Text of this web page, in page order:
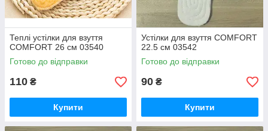
Теплі устілки для взуття
COMFORT 26 см 03540
Готово до відправки
110 ₴
Купити
Устілки для взуття COMFORT
22.5 см 03542
Готово до відправки
90 ₴
Купити